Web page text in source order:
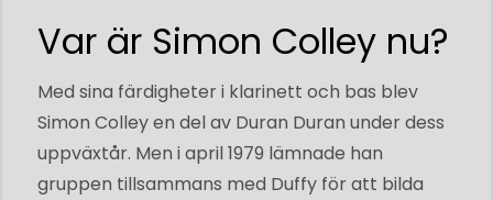
Var är Simon Colley nu?
Med sina färdigheter i klarinett och bas blev
Simon Colley en del av Duran Duran under dess
uppväxtår. Men i april 1979 lämnade han
gruppen tillsammans med Duffy för att bilda